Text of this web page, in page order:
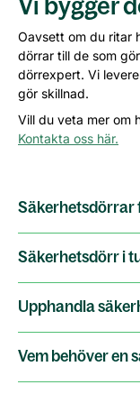
Oavsett om du ritar
dörrar till de som
dörrexpert. Vi
gör skillnad.
Vill du veta mer om
Kontakta oss här.
Säkerhetsdörrar
Säkerhetsdörr i
Upphandla
Vem behöver en